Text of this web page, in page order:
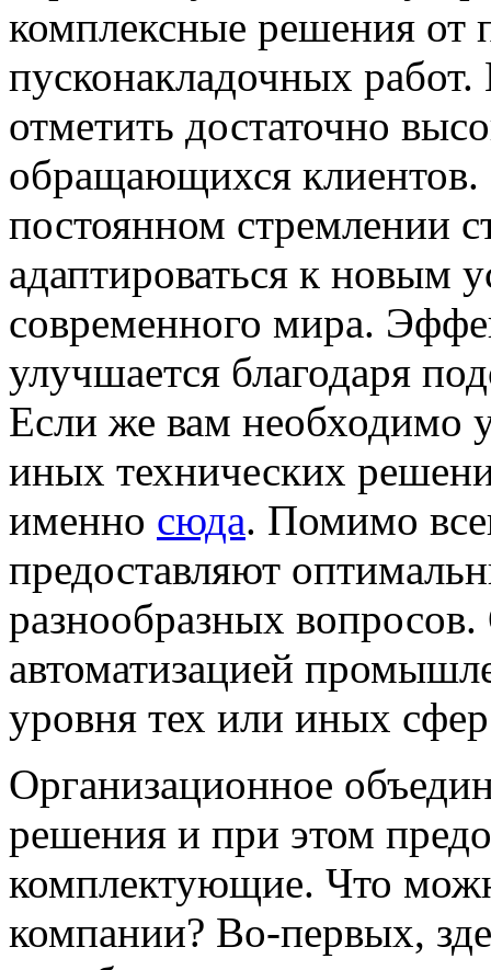
комплексные решения от
пусконакладочных
отметить достаточно
обращающихся клиентов.
постоянном стремлении
адаптироваться к новым
современного мира.
улучшается благодаря
Если же вам необходимо
иных технических
именно сюда. Помимо
предоставляют
разнообразных
автоматизацией
уровня тех или иных
Организационное
решения и при этом
комплектующие. Что
компании? Во-первых,